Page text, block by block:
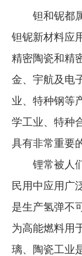
钽和铌都属
钽铌新材料应
精密陶瓷和精
金、宇航及电
业、特种钢等
学工业、特种
具有非常重要
锂常被人们
民用中应用广
是生产氢弹不
为高能燃料用
璃、陶瓷工业